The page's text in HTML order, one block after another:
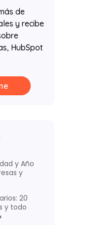
de
y recibe
HubSpot
y Año
y
20
y todo